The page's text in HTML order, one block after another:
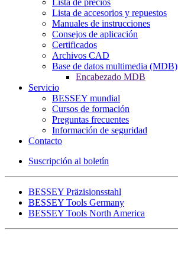
Lista de accesorios y repuestos
Manuales de instrucciones
Consejos de aplicación
Certificados
Archivos CAD
Base de datos multimedia (MDB)
Encabezado MDB
Servicio
BESSEY mundial
Cursos de formación
Preguntas frecuentes
Información de seguridad
Contacto
Suscripción al boletín
BESSEY Präzisionsstahl
BESSEY Tools Germany
BESSEY Tools North America